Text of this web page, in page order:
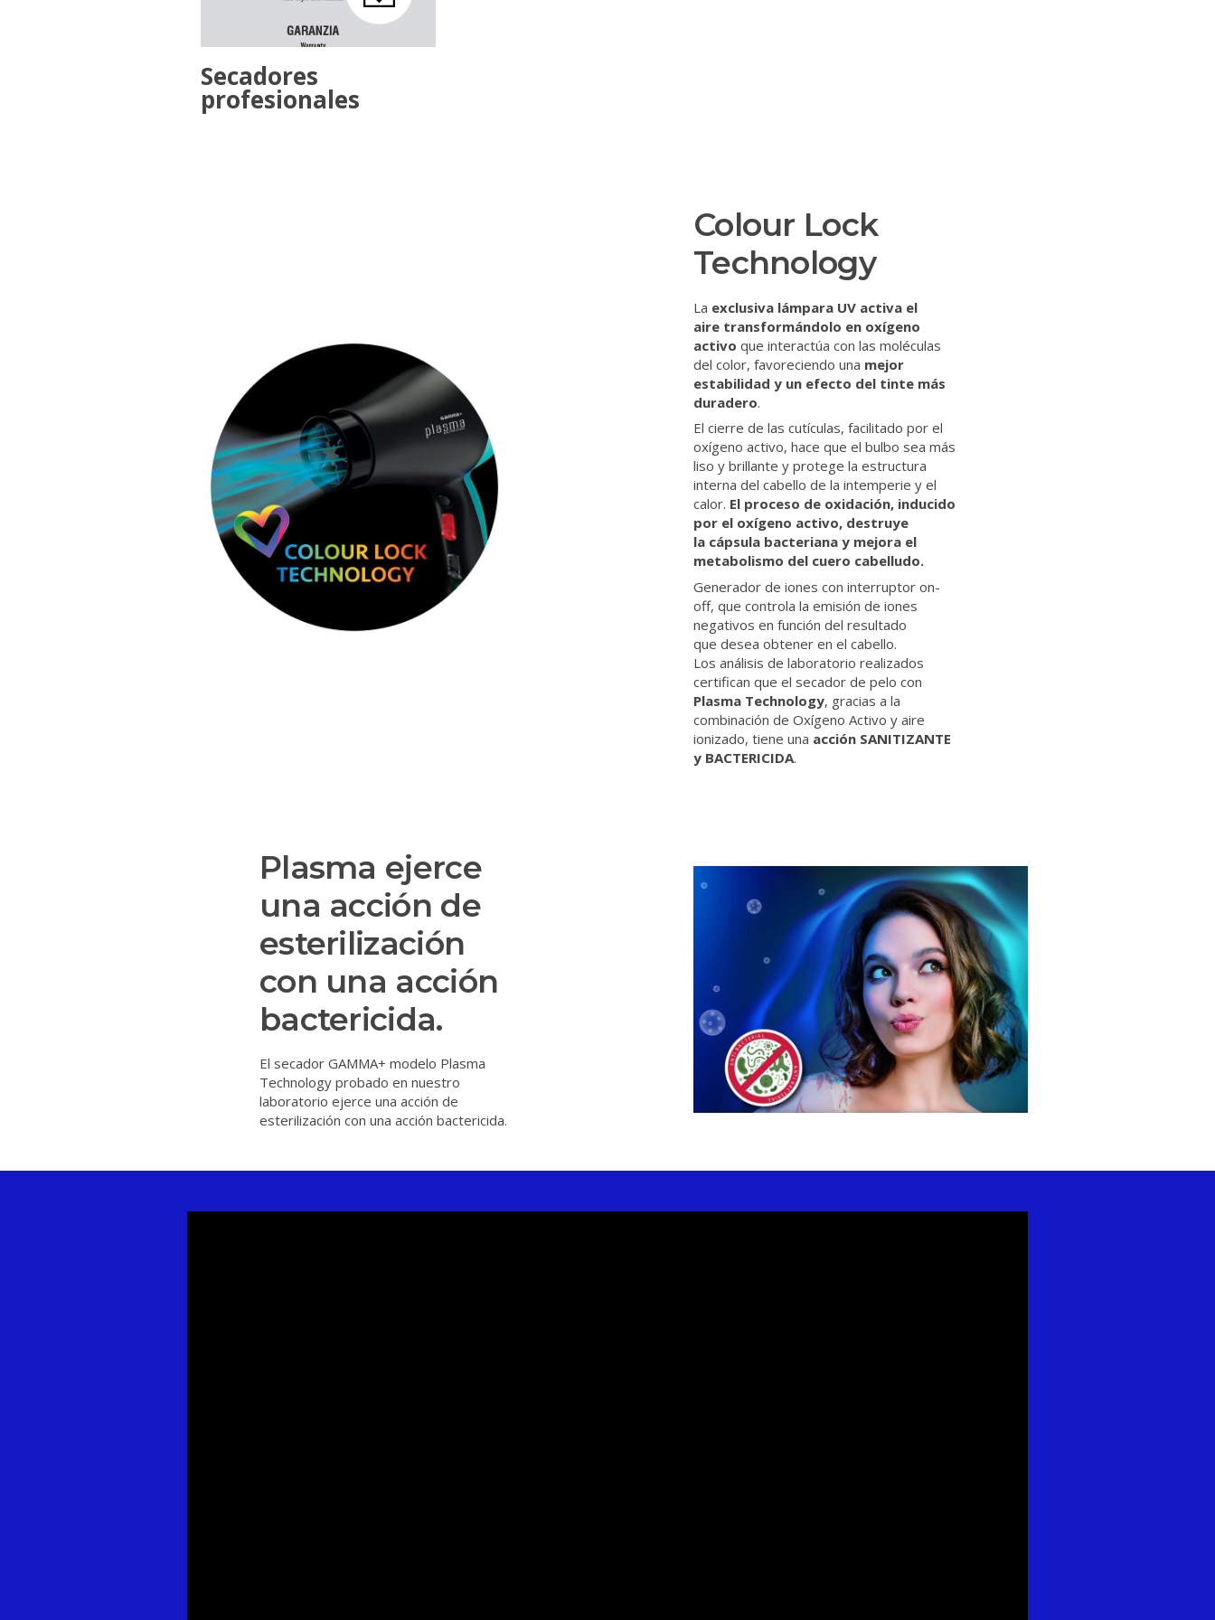
Secadores
profesionales
Colour Lock
Technology
La exclusiva lámpara UV activa el
aire transformándolo en oxígeno
activo que interactúa con las moléculas
del color, favoreciendo una mejor
estabilidad y un efecto del tinte más
duradero.
El cierre de las cutículas, facilitado por el
oxígeno activo, hace que el bulbo sea más
liso y brillante y protege la estructura
interna del cabello de la intemperie y el
calor. El proceso de oxidación, inducido
por el oxígeno activo, destruye
la cápsula bacteriana y mejora el
metabolismo del cuero cabelludo.
Generador de iones con interruptor on-
off, que controla la emisión de iones
negativos en función del resultado
que desea obtener en el cabello.
Los análisis de laboratorio realizados
certifican que el secador de pelo con
Plasma Technology, gracias a la
combinación de Oxígeno Activo y aire
ionizado, tiene una acción SANITIZANTE
y BACTERICIDA.
Plasma ejerce
una acción de
esterilización
con una acción
bactericida.
El secador GAMMA+ modelo Plasma
Technology probado en nuestro
laboratorio ejerce una acción de
esterilización con una acción bactericida.